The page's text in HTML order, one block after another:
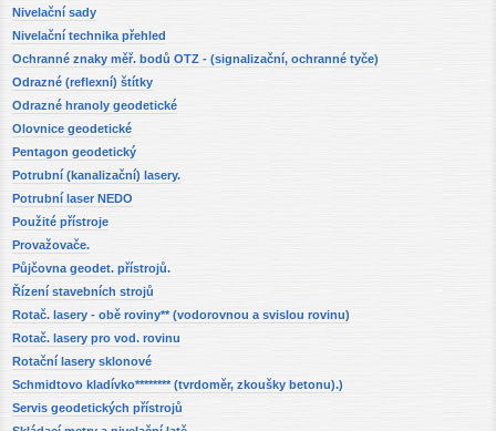
Nivelační sady
Nivelační technika přehled
Ochranné znaky měř. bodů OTZ - (signalizační, ochranné tyče)
Odrazné (reflexní) štítky
Odrazné hranoly geodetické
Olovnice geodetické
Pentagon geodetický
Potrubní (kanalizační) lasery.
Potrubní laser NEDO
Použité přístroje
Provažovače.
Půjčovna geodet. přístrojů.
Řízení stavebních strojů
Rotač. lasery - obě roviny** (vodorovnou a svislou rovinu)
Rotač. lasery pro vod. rovinu
Rotační lasery sklonové
Schmidtovo kladívko******** (tvrdoměr, zkoušky betonu).)
Servis geodetických přístrojů